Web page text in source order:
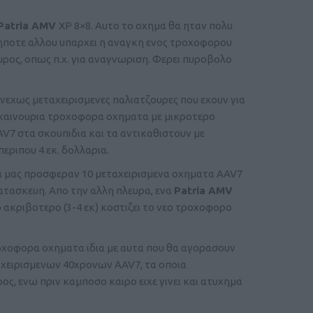
AMV XP 8×8. Aυτο το οχημα θα ηταν πολυ
αλλου υπαρχει η αναγκη ενος τροχοφορου
οπως π.χ. για αναγνωριση. Φερει πυροβολο
μεταχειρισμενες παλιατζουρες που εχουν για
τροχοφορα οχηματα με μικροτερο
στα σκουπιδια και τα αντικαθιστουν με
4 εκ. δολλαρια.
μας προσφεραν 10 μεταχειρισμενα οχηματα AAV7
Απο την αλλη πλευρα, ενα Patria AMV
ακριβοτερο (3-4 εκ) κοστιζει το νεο τροχοφορο
οχηματα ιδια με αυτα που θα αγορασουν
40χρονων AAV7, τα οποια
ενω πριν καμποσο καιρο ειχε γινει και ατυχημα